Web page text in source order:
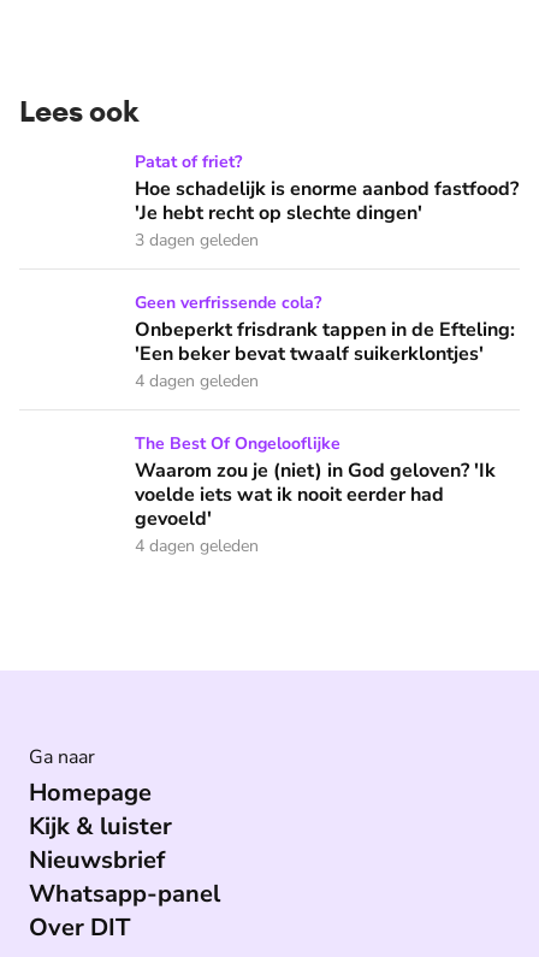
Lees ook
Hoe schadelijk is enorme aanbod fastfood? 'Je hebt recht
Patat of friet?
Hoe schadelijk is enorme aanbod fastfood?
'Je hebt recht op slechte dingen'
3 dagen geleden
Onbeperkt frisdrank tappen in de Efteling: 'Een beker
Geen verfrissende cola?
Onbeperkt frisdrank tappen in de Efteling:
'Een beker bevat twaalf suikerklontjes'
4 dagen geleden
Waarom zou je (niet) in God geloven? 'Ik voelde iets wat
The Best Of Ongelooflijke
Waarom zou je (niet) in God geloven? 'Ik
voelde iets wat ik nooit eerder had
gevoeld'
4 dagen geleden
Ga naar
Homepage
Kijk & luister
Nieuwsbrief
Whatsapp-panel
Over DIT